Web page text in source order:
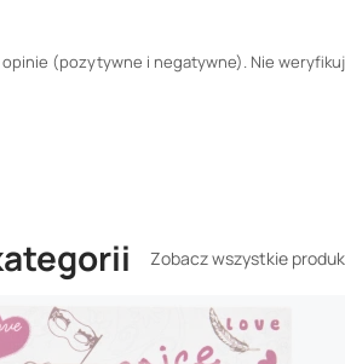
(pozytywne i negatywne). Nie
Zobacz wszystkie